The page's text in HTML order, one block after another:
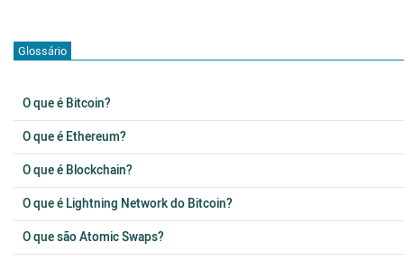
Glossário
O que é Bitcoin?
O que é Ethereum?
O que é Blockchain?
O que é Lightning Network do Bitcoin?
O que são Atomic Swaps?